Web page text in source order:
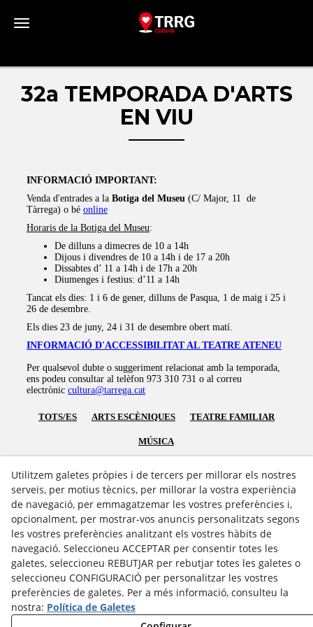
Toggle navigation
32a TEMPORADA D'ARTS
EN VIU
INFORMACIÓ IMPORTANT:
Venda d'entrades a la Botiga del Museu (C/ Major, 11 de
Tàrrega) o bé online
Horaris de la Botiga del Museu:
De dilluns a dimecres de 10 a 14h
Dijous i divendres de 10 a 14h i de 17 a 20h
Dissabtes d’ 11 a 14h i de 17h a 20h
Diumenges i festius: d’11 a 14h
Tancat els dies: 1 i 6 de gener, dilluns de Pasqua, 1 de maig i 25 i
26 de desembre.
Els dies 23 de juny, 24 i 31 de desembre obert matí.
INFORMACIÓ D'ACCESSIBILITAT AL TEATRE ATENEU
Per qualsevol dubte o suggeriment relacionat amb la temporada,
ens podeu consultar al telèfon 973 310 731 o al correu
electrònic cultura@tarrega.cat
TOTS/ES ARTS ESCÈNIQUES TEATRE FAMILIAR
MÚSICA
Avís Legal
Política Cookies
Política de Privacitat
Utilitzem galetes pròpies i de tercers per millorar els nostres
serveis, per motius tècnics, per millorar la vostra experiència
de navegació, per emmagatzemar les vostres preferències i,
opcionalment, per mostrar-vos anuncis personalitzats segons
les vostres preferències analitzant els vostres hàbits de
navegació. Seleccioneu ACCEPTAR per consentir totes les
galetes, seleccioneu REBUTJAR per rebutjar totes les galetes o
seleccioneu CONFIGURACIÓ per personalitzar les vostres
preferències de galetes. Per a més informació, consulteu la
nostra: Política de Galetes